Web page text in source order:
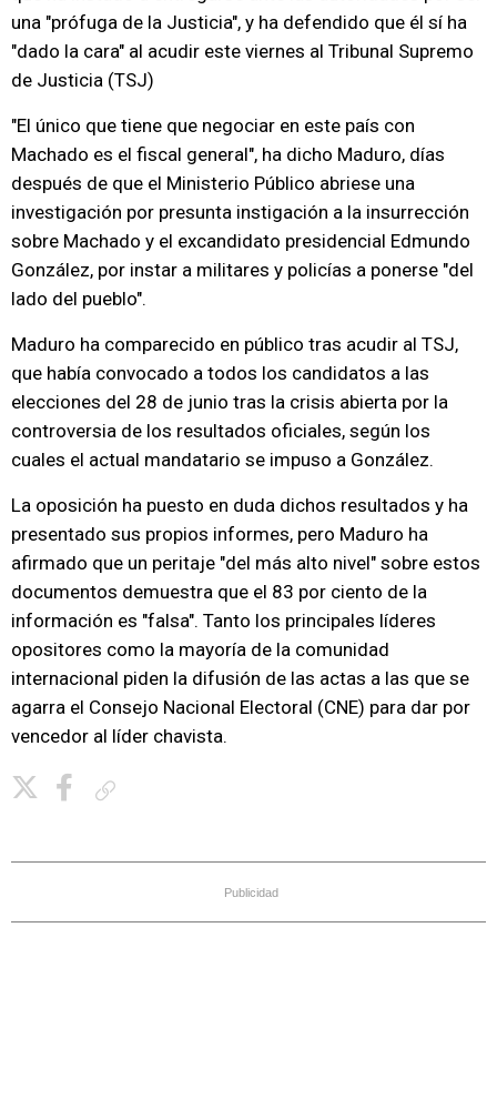
una "prófuga de la Justicia", y ha defendido que él sí ha
"dado la cara" al acudir este viernes al Tribunal Supremo
de Justicia (TSJ)
"El único que tiene que negociar en este país con
Machado es el fiscal general", ha dicho Maduro, días
después de que el Ministerio Público abriese una
investigación por presunta instigación a la insurrección
sobre Machado y el excandidato presidencial Edmundo
González, por instar a militares y policías a ponerse "del
lado del pueblo".
Maduro ha comparecido en público tras acudir al TSJ,
que había convocado a todos los candidatos a las
elecciones del 28 de junio tras la crisis abierta por la
controversia de los resultados oficiales, según los
cuales el actual mandatario se impuso a González.
La oposición ha puesto en duda dichos resultados y ha
presentado sus propios informes, pero Maduro ha
afirmado que un peritaje "del más alto nivel" sobre estos
documentos demuestra que el 83 por ciento de la
información es "falsa". Tanto los principales líderes
opositores como la mayoría de la comunidad
internacional piden la difusión de las actas a las que se
agarra el Consejo Nacional Electoral (CNE) para dar por
vencedor al líder chavista.
Publicidad